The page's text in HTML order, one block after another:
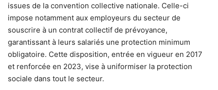
issues de la convention collective nationale. Celle-ci
impose notamment aux employeurs du secteur de
souscrire à un contrat collectif de prévoyance,
garantissant à leurs salariés une protection minimum
obligatoire. Cette disposition, entrée en vigueur en 2017
et renforcée en 2023, vise à uniformiser la protection
sociale dans tout le secteur.